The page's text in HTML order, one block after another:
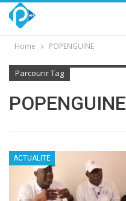
Home POPENGUINE
Parcourir Tag
POPENGUINE
ACTUALITE